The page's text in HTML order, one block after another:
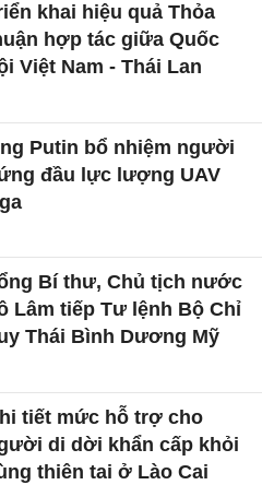
khai hiệu quả Thỏa
hợp tác giữa Quốc
Việt Nam - Thái Lan
Putin bổ nhiệm người
đầu lực lượng UAV
Bí thư, Chủ tịch nước
Lâm tiếp Tư lệnh Bộ Chỉ
Thái Bình Dương Mỹ
tiết mức hỗ trợ cho
di dời khẩn cấp khỏi
thiên tai ở Lào Cai